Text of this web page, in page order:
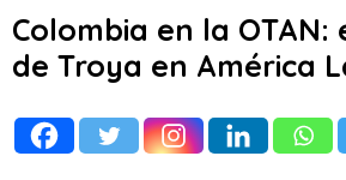
Colombia en la OTAN:
de Troya en América